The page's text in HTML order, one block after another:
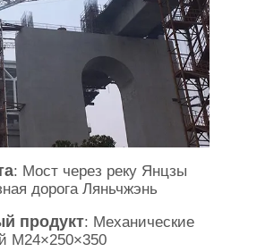
: Мост через реку Янцзы
дорога Ляньчжэнь
продукт: Механические
M24×250×350